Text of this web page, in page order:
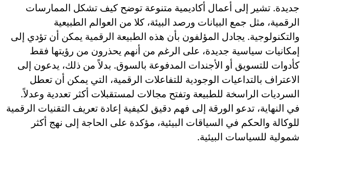
جديدة. تشير إلى أعمال أكاديمية متنوعة توضح كيف تشكل الممارسات
الرقمية، مثل جمع البيانات ورصد البيئة، كلا من العوالم الطبيعية
والتكنولوجية. يجادل المؤلفون بأن هذه الطبيعة الرقمية يمكن أن تؤدي إلى
إمكانيات سياسية جديدة، على الرغم من أنهم يحذرون من رؤيتها فقط
كأدوات للتسويق أو الأجندات المدفوعة بالسوق. بدلاً من ذلك، يدعون إلى
الاعتراف بالتداعيات الوجودية للتفاعلات الرقمية، التي يمكن أن تعطل
السرديات الراسخة للطبيعة وتفتح مجالات لمستقبلات أكثر تعددية وعدلاً.
في النهاية، تدعو الورقة إلى فهم دقيق لكيفية إعادة تعريف التقنيات الرقمية
للوكالة والحكم في السياقات البيئية، مؤكدة على الحاجة إلى نهج أكثر
شمولية للسياسات البيئية.